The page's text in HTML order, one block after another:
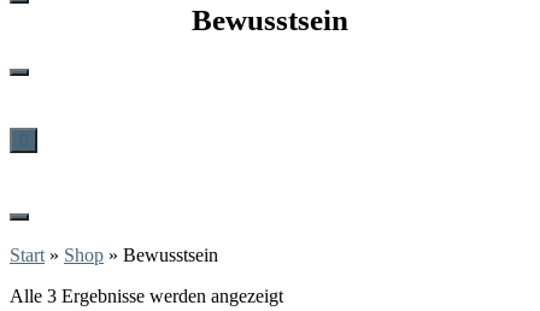
Bewusstsein
Start » Shop » Bewusstsein
Alle 3 Ergebnisse werden angezeigt